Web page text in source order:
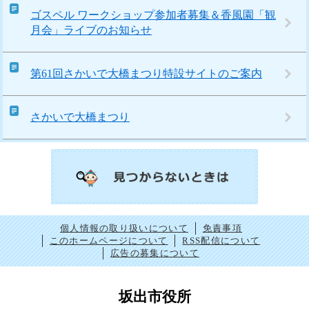
ゴスペル ワークショップ参加者募集＆香風園「観
月会」ライブのお知らせ
第61回さかいで大橋まつり特設サイトのご案内
さかいで大橋まつり
個人情報の取り扱いについて
免責事項
このホームページについて
RSS配信について
広告の募集について
坂出市役所